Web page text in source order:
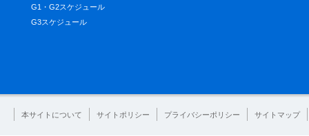
G1・G2スケジュール
G3スケジュール
本サイトについて サイトポリシー プライバシーポリシー サイトマップ